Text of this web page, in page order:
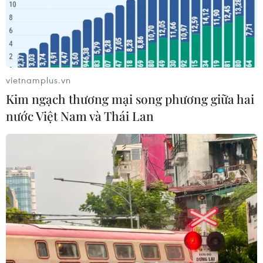
Số lượng doanh nghiệp vừa, nhỏ,
siêu nhỏ Cuba tăng mạnh, vượt mốc
15.600
03/08/2026 02:15
Người tiêu dùng Mỹ tìm đến chợ
nông sản sau đợt bùng phát ký sinh
03/08/2026 00:40
Giấc mơ sở hữu nhà ngày càng xa
tầm với của người trẻ Mỹ
03/08/2026 00:40
vietnamplus.vn
Kim ngạch thương mại song phương giữa hai
nước Việt Nam và Thái Lan